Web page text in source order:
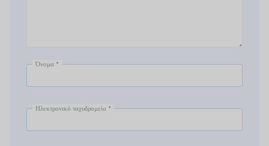
Όνομα *
Ηλεκτρονικό ταχυδρομείο *